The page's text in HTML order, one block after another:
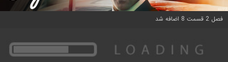
فصل 2 قسمت 8 اضافه شد